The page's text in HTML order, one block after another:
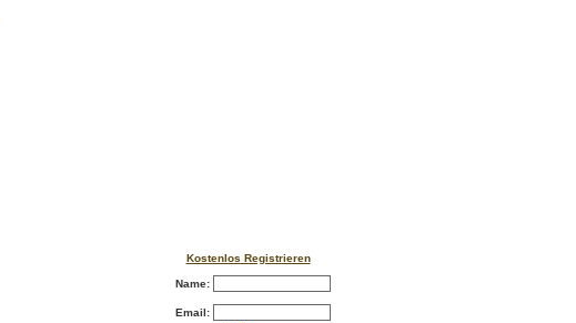
Kostenlos Registrieren
Name:
Email: